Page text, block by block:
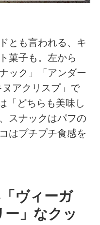
とも言われる、キ
菓子も。左から
ック」「アンダー
アクリスプ」で
「どちらも美味し
スナックはパフの
はプチプチ食感を
ヴィーガ
」なクッ